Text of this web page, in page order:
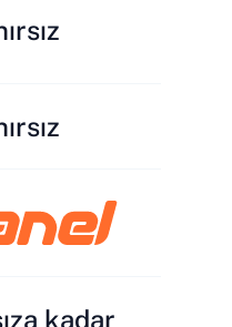
kadar